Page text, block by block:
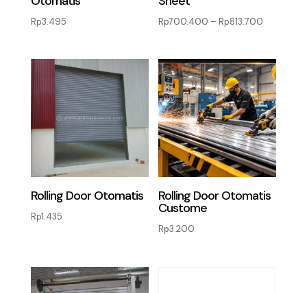
Rp3.495 Rp700.400 – Rp813.700
hingga
Rp813.700
Rolling Door Otomatis
Rp1.435
Rolling Door Otomatis
Custome
Rp3.200